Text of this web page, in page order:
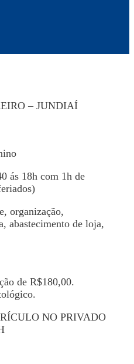
– JUNDIAÍ
ás 18h com 1h de
organização,
abastecimento de loja,
de R$180,00.
NO PRIVADO